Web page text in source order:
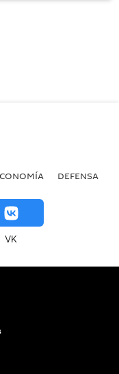
DEFENSA
VK